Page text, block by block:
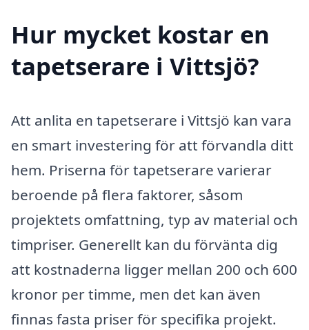
Hur mycket kostar en
tapetserare i Vittsjö?
Att anlita en tapetserare i Vittsjö kan vara
en smart investering för att förvandla ditt
hem. Priserna för tapetserare varierar
beroende på flera faktorer, såsom
projektets omfattning, typ av material och
timpriser. Generellt kan du förvänta dig
att kostnaderna ligger mellan 200 och 600
kronor per timme, men det kan även
finnas fasta priser för specifika projekt.